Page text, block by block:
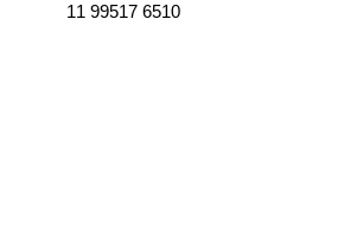
11 99517 6510